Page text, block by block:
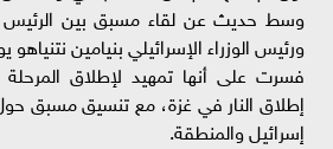
وسط حديث عن لقاء مسبق بين الرئيس
فسرت على أنها تمهيد لإطلاق
إطلاق النار في غزة، مع تنسيق
إسرائيل والمنطقة.